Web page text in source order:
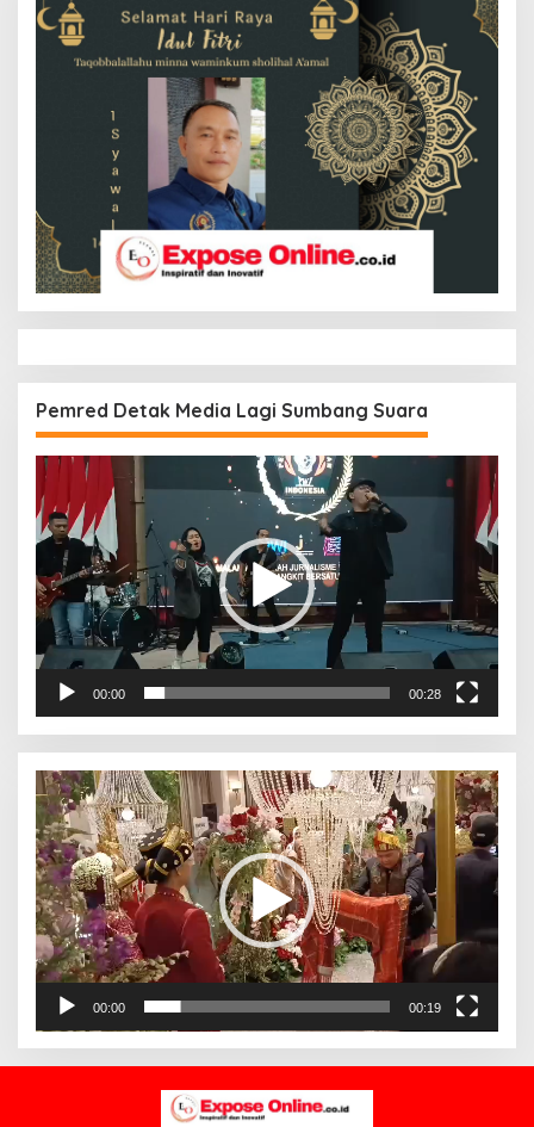
Pemred Detak Media Lagi Sumbang Suara
Pemutar
Video
00:00 00:28
Pemutar
Video
00:00 00:19